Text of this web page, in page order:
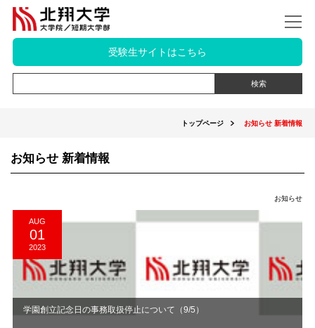
受験生サイトはこちら
トップページ お知らせ 新着情報
お知らせ 新着情報
お知らせ
AUG
01
2023
学園創立記念日の事務取扱停止について（9/5）